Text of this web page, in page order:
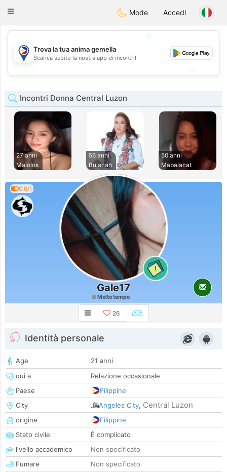
PhilippinesChat
Toggle
Mode Accedi
💖
💕
Trova la tua anima gemella
Scarica subito la nostra app di incontri!
Incontri Donna Central Luzon
27 anni
Malolos
56 anni
Bulacan
50 anni
Mabalacat
0.6/1
1
Gale17
Molto tempo
26
Identità personale
Age
21 anni
qui a
Relazione occasionale
Paese
Filippine
City
Angeles City, Central Luzon
origine
Filippine
Stato civile
È complicato
livello accademico
Non specificato
Fumare
Non specificato